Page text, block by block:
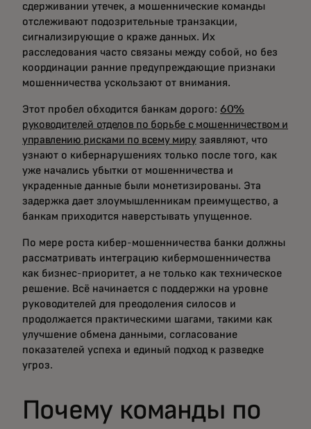
сдерживании утечек, а мошеннические команды
отслеживают подозрительные транзакции,
сигнализирующие о краже данных. Их
расследования часто связаны между собой, но без
координации ранние предупреждающие признаки
мошенничества ускользают от внимания.
Этот пробел обходится банкам дорого: 60%
руководителей отделов по борьбе с мошенничеством и
управлению рисками по всему мирузаявляют, что
узнают о кибернарушениях только после того, как
уже начались убытки от мошенничества и
украденные данные были монетизированы. Эта
задержка дает злоумышленникам преимущество, а
банкам приходится наверстывать упущенное.
По мере роста кибер-мошенничества банки должны
рассматривать интеграцию кибермошенничества
как бизнес-приоритет, а не только как техническое
решение. Всё начинается с поддержки на уровне
руководителей для преодоления силосов и
продолжается практическими шагами, такими как
улучшение обмена данными, согласование
показателей успеха и единый подход к разведке
угроз.
Почему команды по